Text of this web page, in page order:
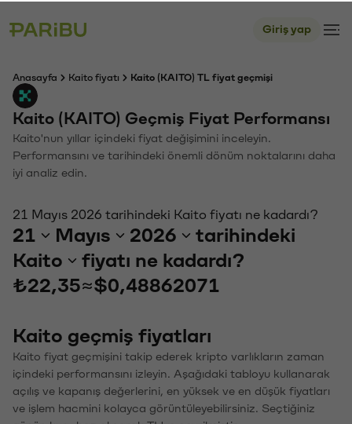
Giriş yap
Anasayfa Kaito fiyatı Kaito (KAITO) TL fiyat geçmişi
Kaito (KAITO) Geçmiş Fiyat Performansı
Kaito'nun yıllar içindeki fiyat değişimini inceleyin.
Performansını ve tarihindeki önemli dönüm noktalarını daha
iyi analiz edin.
21 Mayıs 2026 tarihindeki Kaito fiyatı ne kadardı?
21 Mayıs 2026
tarihindeki
Kaito
fiyatı ne kadardı?
₺22,35≈$0,48862071
Kaito geçmiş fiyatları
Kaito fiyat geçmişini takip ederek kripto varlıkların zaman
içindeki performansını izleyin. Aşağıdaki tabloyu kullanarak
açılış ve kapanış değerlerini, en yüksek ve en düşük fiyatları
ve işlem hacmini kolayca görüntüleyebilirsiniz. Seçtiğiniz